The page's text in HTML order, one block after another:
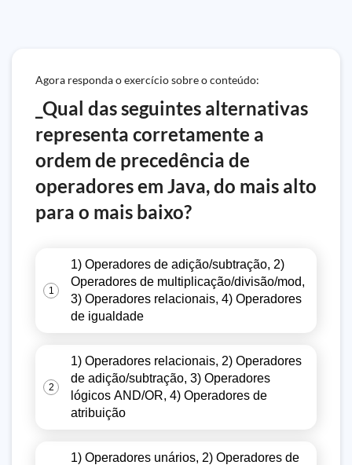
Agora responda o exercício sobre o conteúdo:
_Qual das seguintes alternativas
representa corretamente a
ordem de precedência de
operadores em Java, do mais alto
para o mais baixo?
1
1) Operadores de adição/subtração, 2)
Operadores de multiplicação/divisão/mod,
3) Operadores relacionais, 4) Operadores
de igualdade
2
1) Operadores relacionais, 2) Operadores
de adição/subtração, 3) Operadores
lógicos AND/OR, 4) Operadores de
atribuição
1) Operadores unários, 2) Operadores de